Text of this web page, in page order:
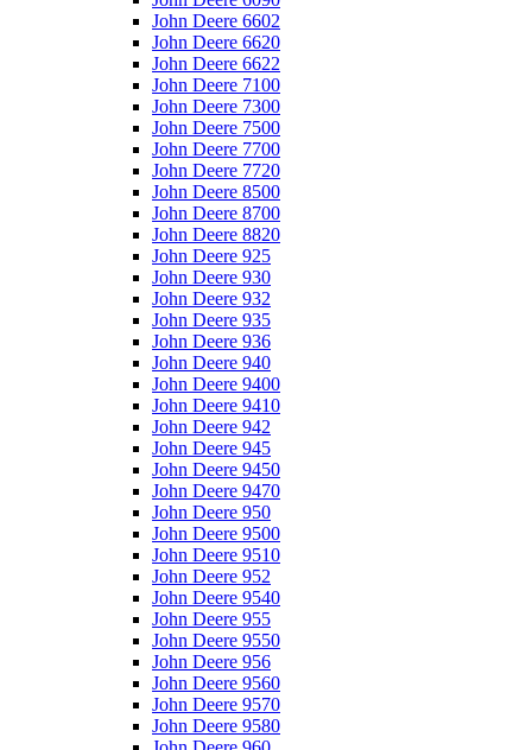
John Deere 6602
John Deere 6620
John Deere 6622
John Deere 7100
John Deere 7300
John Deere 7500
John Deere 7700
John Deere 7720
John Deere 8500
John Deere 8700
John Deere 8820
John Deere 925
John Deere 930
John Deere 932
John Deere 935
John Deere 936
John Deere 940
John Deere 9400
John Deere 9410
John Deere 942
John Deere 945
John Deere 9450
John Deere 9470
John Deere 950
John Deere 9500
John Deere 9510
John Deere 952
John Deere 9540
John Deere 955
John Deere 9550
John Deere 956
John Deere 9560
John Deere 9570
John Deere 9580